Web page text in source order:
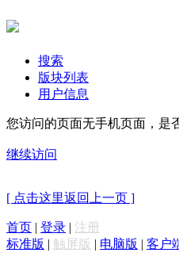
搜索
版块列表
用户信息
您访问的页面无手机页面，是
继续访问
[ 点击这里返回上一页 ]
首页 | 登录 | 注册
标准版 | 触屏版 | 电脑版 | 客户